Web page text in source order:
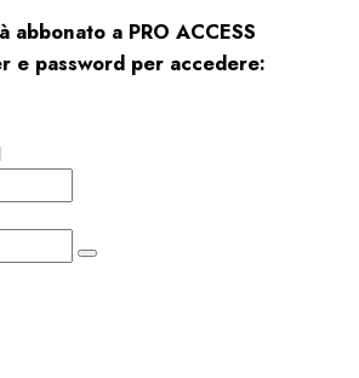
abbonato a PRO ACCESS
e password per accedere: